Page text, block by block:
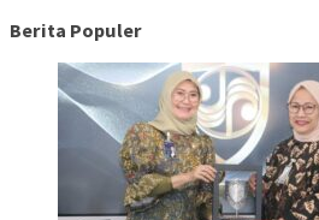
Berita Populer